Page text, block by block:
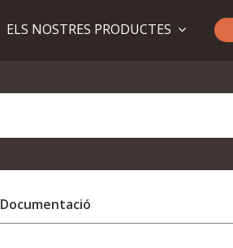
ELS NOSTRES PRODUCTES
Documentació